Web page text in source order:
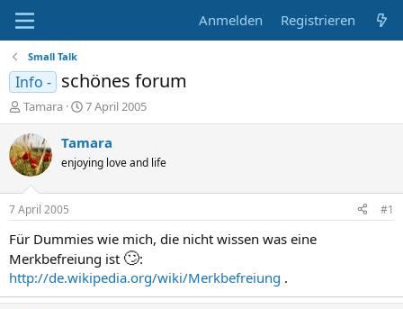
Anmelden Registrieren
Small Talk
Info - schönes forum
E
r
s
t
e
e
r
Tamara
E
r
s
e
t
a
7 April 2005
Tamara
enjoying love and life
7 April 2005 #1
Für Dummies wie mich, die nicht wissen was eine
Merkbefreiung ist 🙄:
http://de.wikipedia.org/wiki/Merkbefreiung .